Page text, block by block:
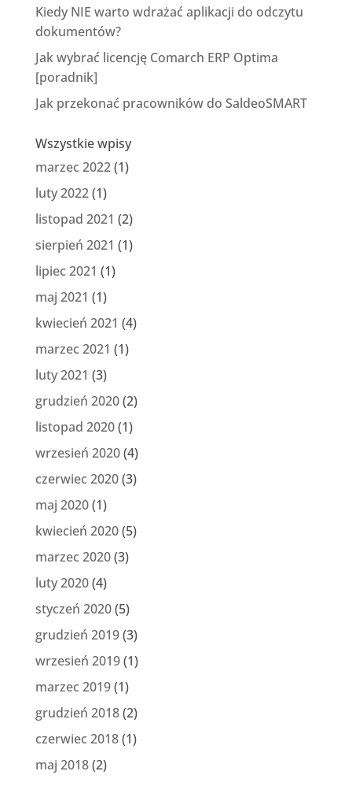
Kiedy NIE warto wdrażać aplikacji do odczytu
dokumentów?
Jak wybrać licencję Comarch ERP Optima
[poradnik]
Jak przekonać pracowników do SaldeoSMART
Wszystkie wpisy
marzec 2022(1)
luty 2022(1)
listopad 2021 (2)
sierpień 2021 (1)
lipiec 2021 (1)
maj 2021 (1)
kwiecień 2021 (4)
marzec 2021 (1)
luty 2021 (3)
grudzień 2020(2)
listopad 2020(1)
wrzesień 2020(4)
czerwiec 2020(3)
maj 2020(1)
kwiecień 2020(5)
marzec 2020(3)
luty 2020(4)
styczeń 2020(5)
grudzień 2019(3)
wrzesień 2019(1)
marzec 2019(1)
grudzień 2018(2)
czerwiec 2018(1)
maj 2018(2)